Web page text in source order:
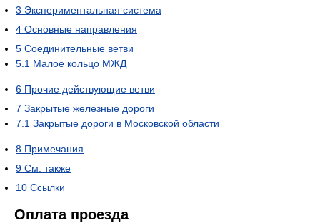
3 Экспериментальная система
4 Основные направления
5 Соединительные ветви
5.1 Малое кольцо МЖД
6 Прочие действующие ветви
7 Закрытые железные дороги
7.1 Закрытые дороги в Московской области
8 Примечания
9 См. также
10 Ссылки
Оплата проезда